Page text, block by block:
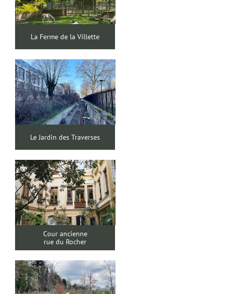
La Ferme de la Villette
Le Jardin des Traverses
Cour ancienne
rue du Rocher